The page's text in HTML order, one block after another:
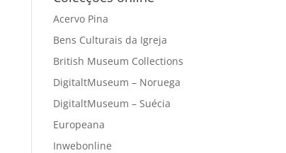
Acervo Pina
Bens Culturais da Igreja
British Museum Collections
DigitaltMuseum – Noruega
DigitaltMuseum – Suécia
Europeana
Inwebonline